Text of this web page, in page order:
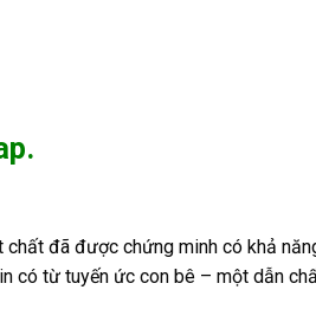
đã được chứng minh có khả
có từ tuyến ức con bê – một dẫn